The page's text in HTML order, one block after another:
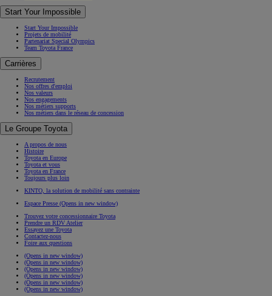
Start Your Impossible
Start Your Impossible
Projets de mobilité
Partenariat Special Olympics
Team Toyota France
Carrières
Recrutement
Nos offres d'emploi
Nos valeurs
Nos engagements
Nos métiers supports
Nos métiers dans le réseau de concession
Le Groupe Toyota
A propos de nous
Histoire
Toyota en Europe
Toyota et vous
Toyota en France
Toujours plus loin
KINTO, la solution de mobilité sans contrainte
Espace Presse (Opens in new window)
Trouvez votre concessionnaire Toyota
Prendre un RDV Atelier
Essayez une Toyota
Contactez-nous
Foire aux questions
(Opens in new window)
(Opens in new window)
(Opens in new window)
(Opens in new window)
(Opens in new window)
(Opens in new window)